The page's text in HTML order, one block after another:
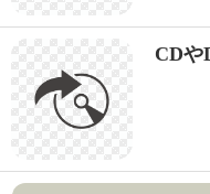
CDや